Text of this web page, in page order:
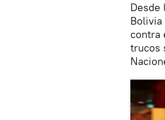
Desde
Bolivia
contra
trucos